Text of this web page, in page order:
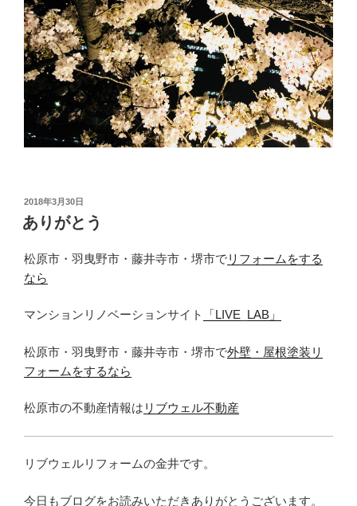
投
稿
日:
2018年3月30日
ありがとう
松原市・羽曳野市・藤井寺市・堺市でリフォームをする
なら
マンションリノベーションサイト 「LIVE_LAB」
松原市・羽曳野市・藤井寺市・堺市で外壁・屋根塗装リ
フォームをするなら
松原市の不動産情報は リブウェル不動産
リブウェルリフォームの金井です。
今日もブログをお読みいただきありがとうございます。